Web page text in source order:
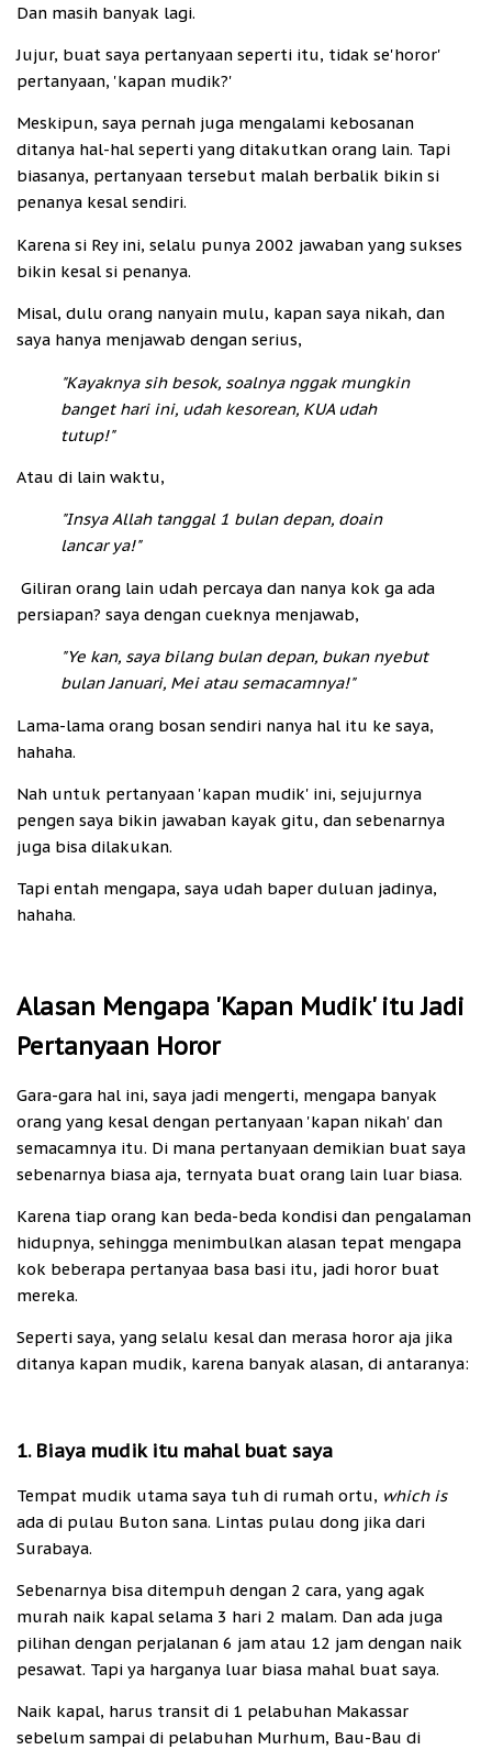
Dan masih banyak lagi.
Jujur, buat saya pertanyaan seperti itu, tidak se'horor'
pertanyaan, 'kapan mudik?'
Meskipun, saya pernah juga mengalami kebosanan
ditanya hal-hal seperti yang ditakutkan orang lain. Tapi
biasanya, pertanyaan tersebut malah berbalik bikin si
penanya kesal sendiri.
Karena si Rey ini, selalu punya 2002 jawaban yang sukses
bikin kesal si penanya.
Misal, dulu orang nanyain mulu, kapan saya nikah, dan
saya hanya menjawab dengan serius,
"Kayaknya sih besok, soalnya nggak mungkin
banget hari ini, udah kesorean, KUA udah
tutup!"
Atau di lain waktu,
"Insya Allah tanggal 1 bulan depan, doain
lancar ya!"
Giliran orang lain udah percaya dan nanya kok ga ada
persiapan? saya dengan cueknya menjawab,
"Ye kan, saya bilang bulan depan, bukan nyebut
bulan Januari, Mei atau semacamnya!"
Lama-lama orang bosan sendiri nanya hal itu ke saya,
hahaha.
Nah untuk pertanyaan 'kapan mudik' ini, sejujurnya
pengen saya bikin jawaban kayak gitu, dan sebenarnya
juga bisa dilakukan.
Tapi entah mengapa, saya udah baper duluan jadinya,
hahaha.
Alasan Mengapa 'Kapan Mudik' itu Jadi
Pertanyaan Horor
Gara-gara hal ini, saya jadi mengerti, mengapa banyak
orang yang kesal dengan pertanyaan 'kapan nikah' dan
semacamnya itu. Di mana pertanyaan demikian buat saya
sebenarnya biasa aja, ternyata buat orang lain luar biasa.
Karena tiap orang kan beda-beda kondisi dan pengalaman
hidupnya, sehingga menimbulkan alasan tepat mengapa
kok beberapa pertanyaa basa basi itu, jadi horor buat
mereka.
Seperti saya, yang selalu kesal dan merasa horor aja jika
ditanya kapan mudik, karena banyak alasan, di antaranya:
1. Biaya mudik itu mahal buat saya
Tempat mudik utama saya tuh di rumah ortu, which is
ada di pulau Buton sana. Lintas pulau dong jika dari
Surabaya.
Sebenarnya bisa ditempuh dengan 2 cara, yang agak
murah naik kapal selama 3 hari 2 malam. Dan ada juga
pilihan dengan perjalanan 6 jam atau 12 jam dengan naik
pesawat. Tapi ya harganya luar biasa mahal buat saya.
Naik kapal, harus transit di 1 pelabuhan Makassar
sebelum sampai di pelabuhan Murhum, Bau-Bau di